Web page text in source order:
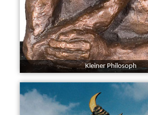
Kleiner Philosoph